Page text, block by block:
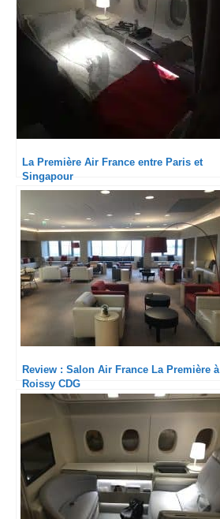
La Première Air France entre Paris et
Singapour
Review : Salon Air France La Première à
Roissy CDG